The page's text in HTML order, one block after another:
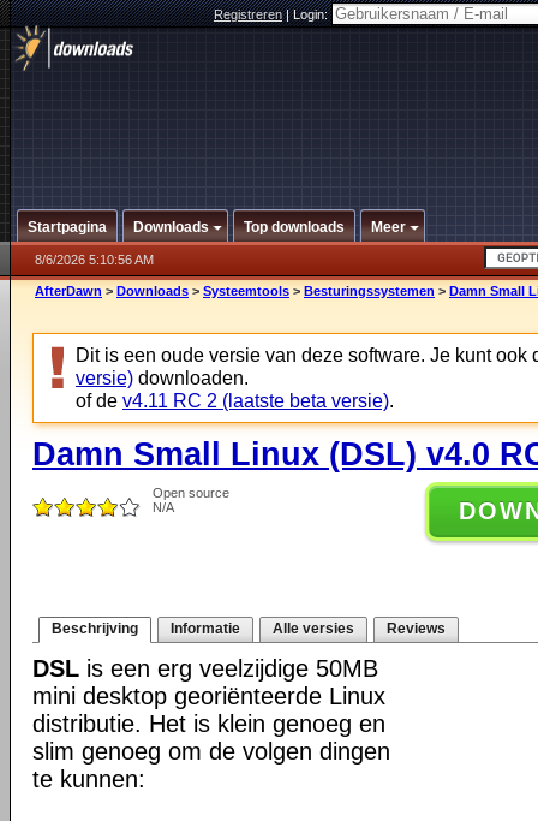
Registreren|Login:
Startpagina Downloads Top downloads Meer
8/6/2026 5:10:56 AM
AfterDawn > Downloads > Systeemtools > Besturingssystemen > Damn Small
Dit is een oude versie van deze software. Je kunt ook
versie) downloaden.
of de v4.11 RC 2 (laatste beta versie).
Damn Small Linux (DSL) v4.0
Open source
N/A
Beschrijving Informatie Alle versies Reviews
DSL is een erg veelzijdige 50MB
mini desktop georiënteerde Linux
distributie. Het is klein genoeg en
slim genoeg om de volgen dingen
te kunnen: